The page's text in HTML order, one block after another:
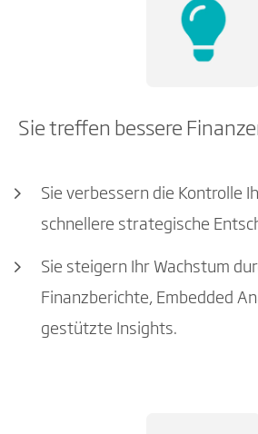
Sie treffen bessere
Sie verbessern die Kontrolle
schnellere strategische
Sie steigern Ihr Wachstum
Finanzberichte, Embedded
gestützte Insights.